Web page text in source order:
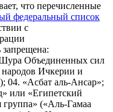
что перечисленные
федеральный список
с
запрещена:
Объединенных сил
народов Ичкерии и
04. «Асбат аль-Ансар»;
или «Египетский
(«Аль-Гамаа